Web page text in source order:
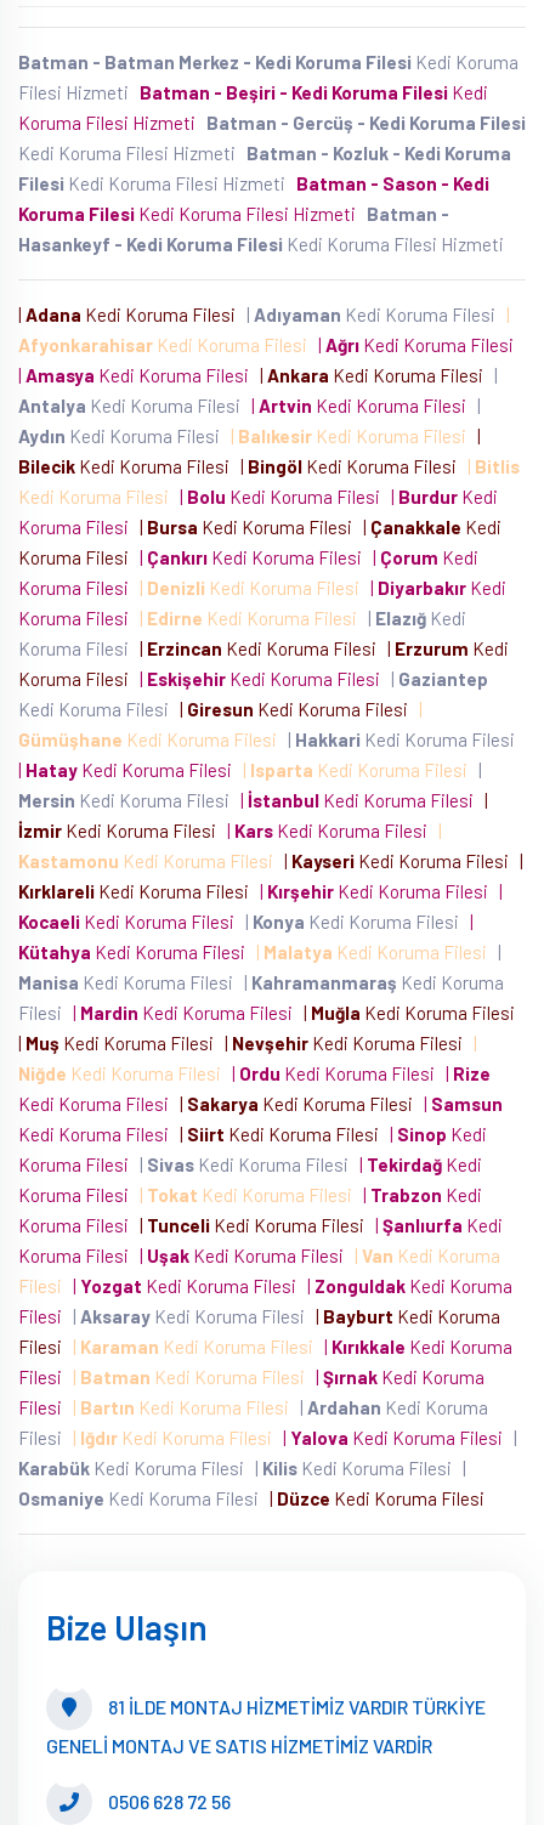
Batman - Batman Merkez - Kedi Koruma Filesi Kedi Koruma
Filesi Hizmeti
Batman - Beşiri - Kedi Koruma Filesi Kedi
Koruma Filesi Hizmeti
Batman - Gercüş - Kedi Koruma Filesi
Kedi Koruma Filesi Hizmeti
Batman - Kozluk - Kedi Koruma
Filesi Kedi Koruma Filesi Hizmeti
Batman - Sason - Kedi
Koruma Filesi Kedi Koruma Filesi Hizmeti
Batman -
Hasankeyf - Kedi Koruma Filesi Kedi Koruma Filesi Hizmeti
| Adana Kedi Koruma Filesi | Adıyaman Kedi Koruma Filesi
|
Afyonkarahisar Kedi Koruma Filesi | Ağrı Kedi Koruma Filesi
| Amasya Kedi Koruma Filesi | Ankara Kedi Koruma Filesi
|
Antalya Kedi Koruma Filesi | Artvin Kedi Koruma Filesi
|
Aydın Kedi Koruma Filesi | Balıkesir Kedi Koruma Filesi |
Bilecik Kedi Koruma Filesi | Bingöl Kedi Koruma Filesi | Bitlis
Kedi Koruma Filesi | Bolu Kedi Koruma Filesi | Burdur Kedi
Koruma Filesi | Bursa Kedi Koruma Filesi | Çanakkale Kedi
Koruma Filesi | Çankırı Kedi Koruma Filesi | Çorum Kedi
Koruma Filesi
| Denizli Kedi Koruma Filesi | Diyarbakır Kedi
Koruma Filesi
| Edirne Kedi Koruma Filesi | Elazığ Kedi
Koruma Filesi | Erzincan Kedi Koruma Filesi | Erzurum Kedi
Koruma Filesi | Eskişehir Kedi Koruma Filesi | Gaziantep
Kedi Koruma Filesi | Giresun Kedi Koruma Filesi
|
Gümüşhane Kedi Koruma Filesi | Hakkari Kedi Koruma Filesi
| Hatay Kedi Koruma Filesi | Isparta Kedi Koruma Filesi
|
Mersin Kedi Koruma Filesi | İstanbul Kedi Koruma Filesi |
İzmir Kedi Koruma Filesi | Kars Kedi Koruma Filesi
|
Kastamonu Kedi Koruma Filesi | Kayseri Kedi Koruma Filesi |
Kırklareli Kedi Koruma Filesi | Kırşehir Kedi Koruma Filesi |
Kocaeli Kedi Koruma Filesi | Konya Kedi Koruma Filesi |
Kütahya Kedi Koruma Filesi | Malatya Kedi Koruma Filesi
|
Manisa Kedi Koruma Filesi | Kahramanmaraş Kedi Koruma
Filesi | Mardin Kedi Koruma Filesi | Muğla Kedi Koruma Filesi
| Muş Kedi Koruma Filesi | Nevşehir Kedi Koruma Filesi
|
Niğde Kedi Koruma Filesi | Ordu Kedi Koruma Filesi | Rize
Kedi Koruma Filesi | Sakarya Kedi Koruma Filesi | Samsun
Kedi Koruma Filesi | Siirt Kedi Koruma Filesi | Sinop Kedi
Koruma Filesi
| Sivas Kedi Koruma Filesi | Tekirdağ Kedi
Koruma Filesi
| Tokat Kedi Koruma Filesi | Trabzon Kedi
Koruma Filesi | Tunceli Kedi Koruma Filesi | Şanlıurfa Kedi
Koruma Filesi | Uşak Kedi Koruma Filesi | Van Kedi Koruma
Filesi | Yozgat Kedi Koruma Filesi | Zonguldak Kedi Koruma
Filesi
| Aksaray Kedi Koruma Filesi | Bayburt Kedi Koruma
Filesi
| Karaman Kedi Koruma Filesi | Kırıkkale Kedi Koruma
Filesi
| Batman Kedi Koruma Filesi | Şırnak Kedi Koruma
Filesi
| Bartın Kedi Koruma Filesi | Ardahan Kedi Koruma
Filesi
| Iğdır Kedi Koruma Filesi | Yalova Kedi Koruma Filesi
|
Karabük Kedi Koruma Filesi | Kilis Kedi Koruma Filesi
|
Osmaniye Kedi Koruma Filesi | Düzce Kedi Koruma Filesi
Bize Ulaşın
81 İLDE MONTAJ HİZMETİMİZ VARDIR TÜRKİYE
GENELİ MONTAJ VE SATIS HİZMETİMİZ VARDİR
0506 628 72 56